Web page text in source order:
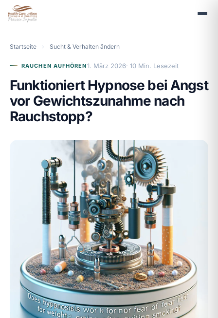
Startseite › Sucht & Verhalten ändern
RAUCHEN AUFHÖREN1. März 2026· 10 Min. Lesezeit
Funktioniert Hypnose bei Angst
vor Gewichtszunahme nach
Rauchstopp?